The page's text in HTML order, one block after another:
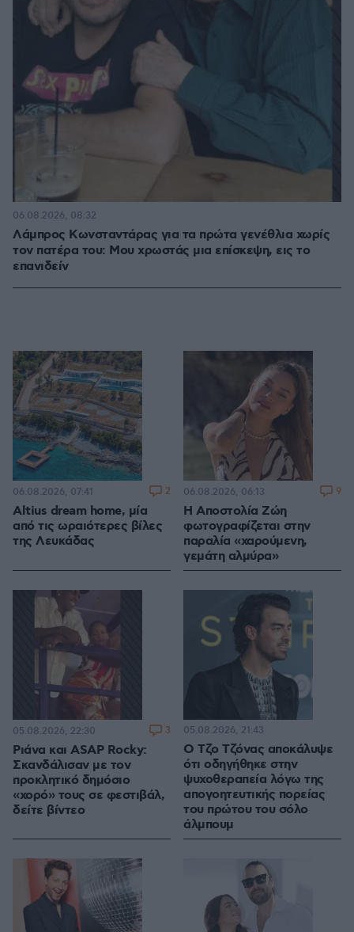
Λάμπρος Κωνσταντάρας για τα πρώτα γενέθλια χωρίς
τον πατέρα του: Μου χρωστάς μια επίσκεψη, εις το
επανιδείν
πριν μία ώρα
Altius dream home, μία
από τις ωραιότερες βίλες
της Λευκάδας
06.08.2026, 07:41 2
H Αποστολία Ζώη
φωτογραφίζεται στην
παραλία «χαρούμενη,
γεμάτη αλμύρα»
06.08.2026, 06:13 9
Ριάνα και ASAP Rocky:
Σκανδάλισαν με τον
προκλητικό δημόσιο
«χορό» τους σε φεστιβάλ,
δείτε βίντεο
05.08.2026, 22:30 3
Ο Τζο Τζόνας αποκάλυψε
ότι οδηγήθηκε στην
ψυχοθεραπεία λόγω της
απογοητευτικής πορείας
του πρώτου του σόλο
άλμπουμ
05.08.2026, 21:43